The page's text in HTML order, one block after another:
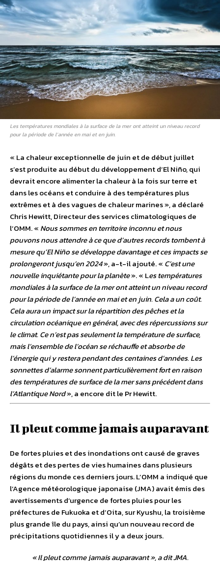
Les températures mondiales à la surface de la mer ont atteint un niveau record
pour la période de l’année en mai et en juin.
« La chaleur exceptionnelle de juin et de début juillet
s’est produite au début du développement d’El Niño, qui
devrait encore alimenter la chaleur à la fois sur terre et
dans les océans et conduire à des températures plus
extrêmes et à des vagues de chaleur marines », a déclaré
Chris Hewitt, Directeur des services climatologiques de
l’OMM.« Nous sommes en territoire inconnu et nous
pouvons nous attendre à ce que d’autres records tombent à
mesure qu’El Niño se développe davantage et ces impacts se
prolongeront jusqu’en 2024», a-t-il ajouté. « C’est une
nouvelle inquiétante pour la planète». « Les températures
mondiales à la surface de la mer ont atteint un niveau record
pour la période de l’année en mai et en juin. Cela a un coût.
Cela aura un impact sur la répartition des pêches et la
circulation océanique en général, avec des répercussions sur
le climat. Ce n’est pas seulement la température de surface,
mais l’ensemble de l’océan se réchauffe et absorbe de
l’énergie qui y restera pendant des centaines d’années. Les
sonnettes d’alarme sonnent particulièrement fort en raison
des températures de surface de la mer sans précédent dans
l’Atlantique Nord», a encore dit le Pr Hewitt.
Il pleut comme jamais auparavant
De fortes pluies et des inondations ont causé de graves
dégâts et des pertes de vies humaines dans plusieurs
régions du monde ces derniers jours. L’OMM a indiqué que
l’Agence météorologique japonaise (JMA) avait émis des
avertissements d’urgence de fortes pluies pour les
préfectures de Fukuoka et d’Oita, sur Kyushu, la troisième
plus grande île du pays, ainsi qu’un nouveau record de
précipitations quotidiennes il y a deux jours.
«Il pleut comme jamais auparavant », a dit JMA.